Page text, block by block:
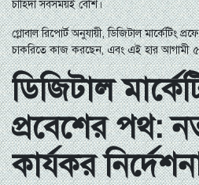
চাহিদা সবসময়ই বেশি।
গ্লোবাল রিপোর্ট অনুযায়ী, ডিজিটাল মার্কেটিং
চাকরিতে কাজ করছেন, এবং এই হার আগামী ৫
ডিজিটাল
প্রবেশের পথ:
কার্যকর